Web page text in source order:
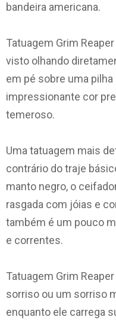
bandeira americana.
Tatuagem Grim
visto olhando
em pé sobre uma
impressionante cor
temeroso.
Uma tatuagem mais
contrário do traje
manto negro, o
rasgada com jóias e
também é um pouco
e correntes.
Tatuagem Grim
sorriso ou um sorriso
enquanto ele carrega